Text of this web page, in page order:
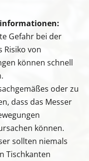
Gefahr bei der
Risiko von
können schnell
oder zu
dass das Messer
können.
sollten niemals
Tischkanten